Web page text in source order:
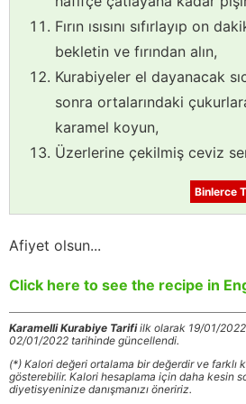
Fırın ısısını sıfırlayıp on
bekletin ve fırından alın,
Kurabiyeler el dayanacak
sonra ortalarındaki
karamel koyun,
Üzerlerine çekilmiş ceviz
Binlerce
Afiyet olsun...
Click here to see the recipe in
Karamelli Kurabiye Tarifiilk olarak 19/01/2022
02/01/2022 tarihinde güncellendi.
(*) Kalori değeri ortalama bir değerdir ve farklı
gösterebilir. Kalori hesaplama için daha kesin
diyetisyeninize danışmanızı öneririz.